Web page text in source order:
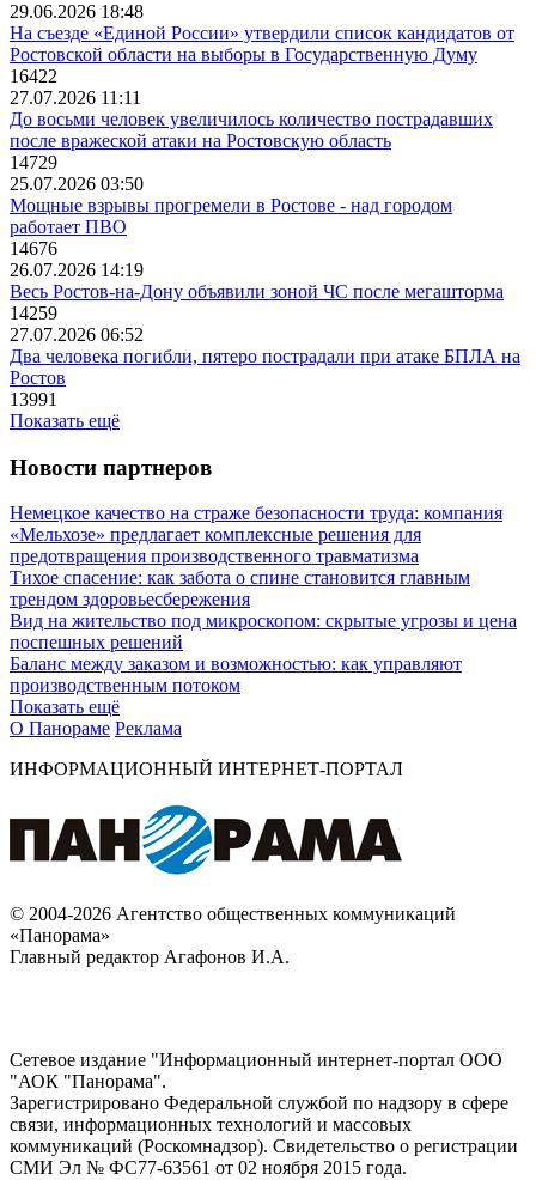
29.06.2026 18:48
На съезде «Единой России» утвердили список кандидатов от
Ростовской области на выборы в Государственную Думу
16422
27.07.2026 11:11
До восьми человек увеличилось количество пострадавших
после вражеской атаки на Ростовскую область
14729
25.07.2026 03:50
Мощные взрывы прогремели в Ростове - над городом
работает ПВО
14676
26.07.2026 14:19
Весь Ростов-на-Дону объявили зоной ЧС после мегашторма
14259
27.07.2026 06:52
Два человека погибли, пятеро пострадали при атаке БПЛА на
Ростов
13991
Показать ещё
Новости партнеров
Немецкое качество на страже безопасности труда: компания
«Мельхозе» предлагает комплексные решения для
предотвращения производственного травматизма
Тихое спасение: как забота о спине становится главным
трендом здоровьесбережения
Вид на жительство под микроскопом: скрытые угрозы и цена
поспешных решений
Баланс между заказом и возможностью: как управляют
производственным потоком
Показать ещё
О Панораме Реклама
ИНФОРМАЦИОННЫЙ ИНТЕРНЕТ-ПОРТАЛ
© 2004-2026 Агентство общественных коммуникаций
«Панорама»
Главный редактор Агафонов И.А.
Сетевое издание "Информационный интернет-портал ООО
"АОК "Панорама".
Зарегистрировано Федеральной службой по надзору в сфере
связи, информационных технологий и массовых
коммуникаций (Роскомнадзор). Cвидетельство о регистрации
СМИ Эл № ФС77-63561 от 02 ноября 2015 года.